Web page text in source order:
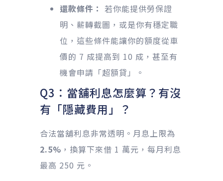
還款條件： 若你能提供勞保證
明、薪轉截圖，或是你有穩定職
位，這些條件能讓你的額度從車
價的 7 成提高到 10 成，甚至有
機會申請「超額貸」。
Q3：當舖利息怎麼算？有沒
有「隱藏費用」？
合法當舖利息非常透明。月息上限為
2.5% ，換算下來借 1 萬元，每月利息
最高 250 元。